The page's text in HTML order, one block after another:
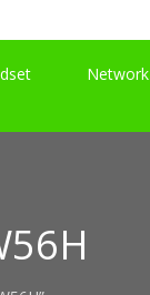
Network